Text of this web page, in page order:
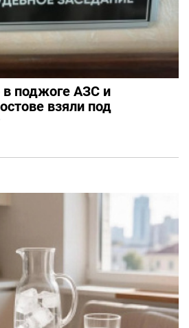
в поджоге АЗС и
взяли под